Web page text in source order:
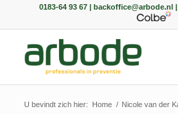
0183-64 93 67 | backoffice@arbode.nl
U bevindt zich hier: Home / Nicole van der